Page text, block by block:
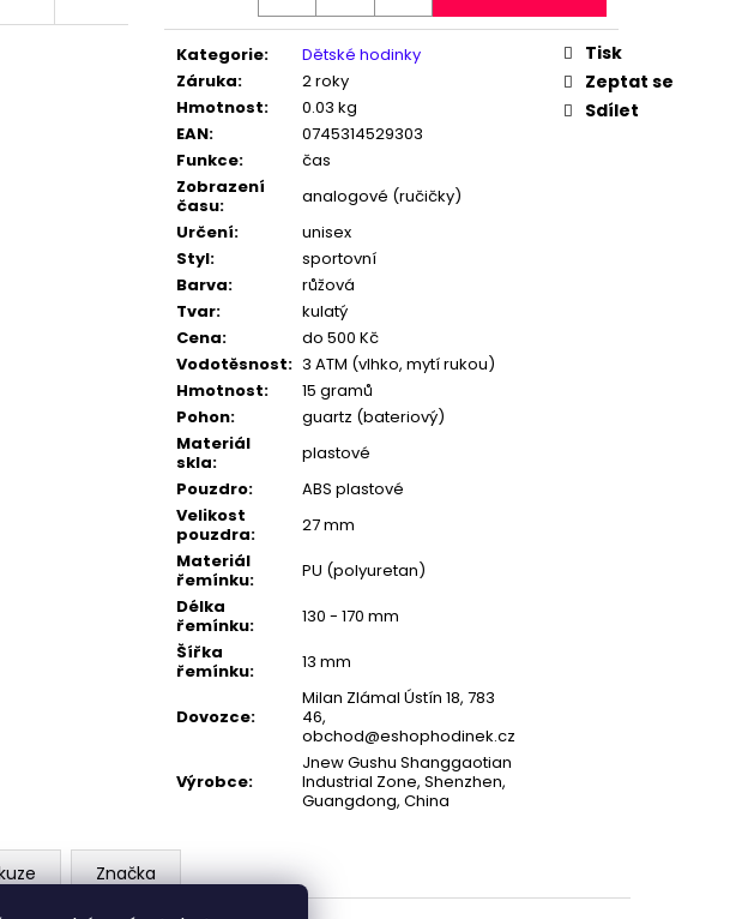
Kategorie:
Dětské hodinky
Záruka:
2 roky
Hmotnost:
0.03 kg
EAN:
0745314529303
Funkce:
čas
Zobrazení
času:
analogové (ručičky)
Určení:
unisex
Styl:
sportovní
Barva:
růžová
Tvar:
kulatý
Cena:
do 500 Kč
Vodotěsnost: 3 ATM (vlhko, mytí rukou)
Hmotnost:
15 gramů
Pohon:
guartz (bateriový)
Materiál
skla:
plastové
Pouzdro:
ABS plastové
Velikost
pouzdra:
27 mm
Materiál
řemínku:
PU (polyuretan)
Délka
řemínku:
130 - 170 mm
Šířka
řemínku: 13 mm
Dovozce:
Milan Zlámal Ústín 18, 783
46,
obchod@eshophodinek.cz
Výrobce:
Jnew Gushu Shanggaotian
Industrial Zone, Shenzhen,
Guangdong, China
Tisk
Zeptat se
Sdílet
Značka